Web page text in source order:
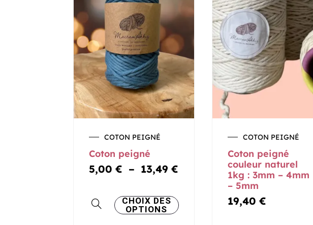
COTON PEIGNÉ
Coton peigné
5,00 € – 13,49 €
CHOIX DES
OPTIONS
Ce
produit
COTON PEIGNÉ
Coton peigné
couleur naturel
1kg : 3mm – 4mm
– 5mm
19,40 €